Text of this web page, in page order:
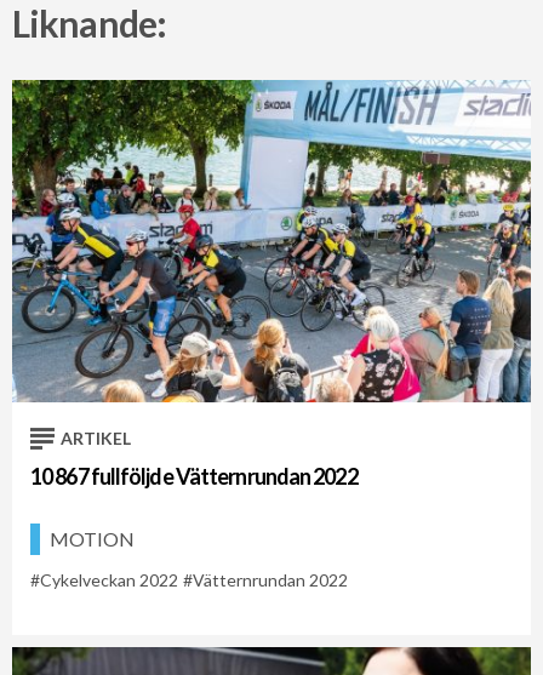
Liknande:
ARTIKEL
10 867 fullföljde Vätternrundan 2022
MOTION
Cykelveckan 2022 Vätternrundan 2022